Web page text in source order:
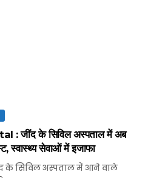
जींद के सिविल अस्पताल में अब
स्वास्थ्य सेवाओं में इजाफा
के सिविल अस्पताल में आने वाले